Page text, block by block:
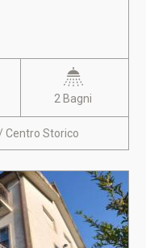
2 Bagni
Centro Storico